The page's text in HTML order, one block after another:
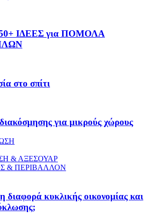
ΙΔΕΕΣ για ΠΟΜΟΛΑ
στο σπίτι
διακόσμησης για μικρούς χώρους
& ΑΞΕΣΟΥΑΡ
& ΠΕΡΙΒΑΛΛΟΝ
διαφορά κυκλικής οικονομίας και